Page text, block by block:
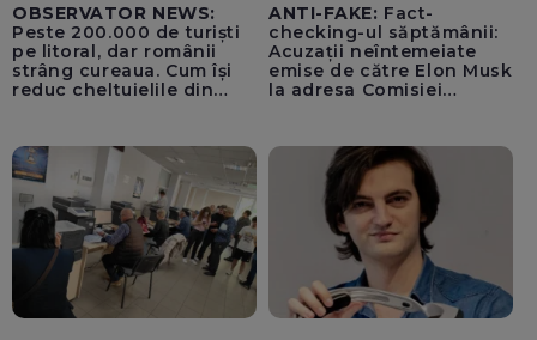
OBSERVATOR NEWS:
Peste 200.000 de turiști
pe litoral, dar românii
strâng cureaua. Cum își
reduc cheltuielile din
ANTI-FAKE: Fact-
checking-ul săptămânii:
Acuzații neîntemeiate
emise de către Elon Musk
la adresa Comisiei
pentru instaurarea
„cenzurii” pe platforma X